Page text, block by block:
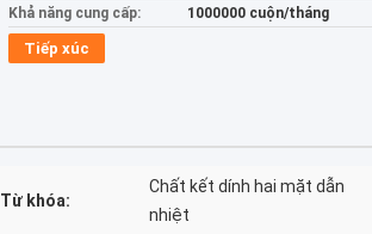
Khả năng cung cấp:
1000000 cuộn/tháng
Tiếp xúc
Từ khóa:
Chất kết dính hai mặt dẫn
nhiệt